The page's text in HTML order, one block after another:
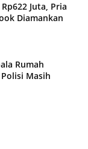
Juta, Pria
Diamankan
Rumah
Masih